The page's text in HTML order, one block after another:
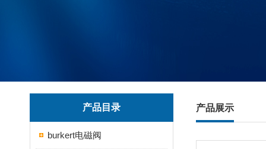
产品目录
burkert电磁阀
产品展示